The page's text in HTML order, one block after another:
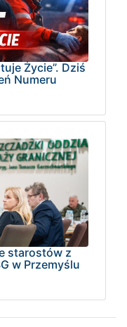
Życie”. Dziś
Numeru
starostów z
w Przemyślu